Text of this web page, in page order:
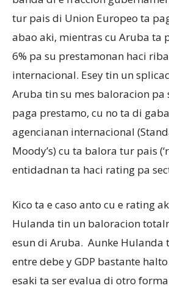
tur pais di Union Europeo ta
abao aki, mientras cu Aruba ta
6% pa su prestamonan haci
internacional. Esey tin un
Aruba tin su mes baloracion pa
paga prestamo, cu no ta di
agencianan internacional
Moody’s) cu ta balora tur pais
entidadnan ta haci rating pa
Kico ta e caso anto cu e rating
Hulanda tin un baloracion
esun di Aruba. Aunke Hulanda
entre debe y GDP bastante
esaki ta ser evalua di otro